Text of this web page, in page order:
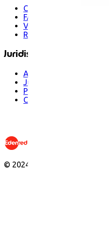
Contacteer ons
FAQ
Verzending
Retouren en
Juridisch
Algemene voorwaarden
Juridische kennisgeving
Privacybeleid
Cookies
© 2024 Edenred Alle rechten